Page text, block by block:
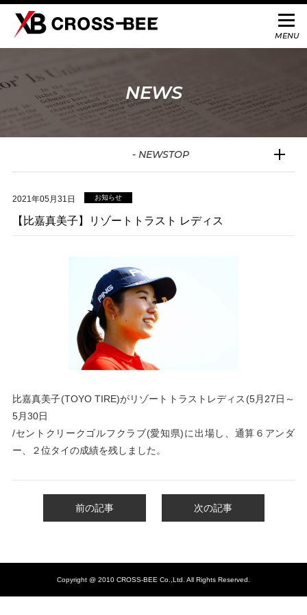
NEWS
2021年05月31日 お知らせ
【比嘉真美子】リゾートトラスト レディス
比嘉真美子(TOYO TIRE)がリゾートトラストレディス(5月27日～
5月30日
/セントクリークゴルフクラブ(愛知県)に出場し、通算６アンダ
ー、２位タイの成績を残しました。
前の記事 次の記事
- NEWSTOP
Copyright @ 2010 CROSS-BEE Co.,Ltd. All Rights Reserved.